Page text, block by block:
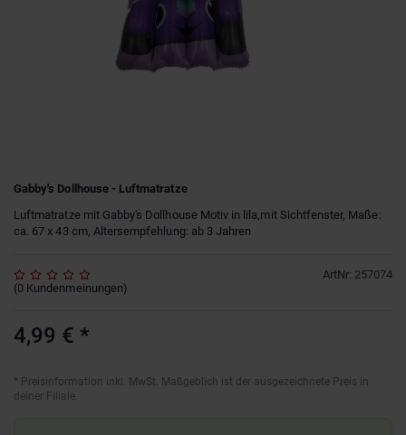
Gabby's Dollhouse - Luftmatratze
Luftmatratze mit Gabby's Dollhouse Motiv in lila,mit Sichtfenster, Maße:
ca. 67 x 43 cm, Altersempfehlung: ab 3 Jahren
ArtNr: 257074
(0 Kundenmeinungen)
4,99 € *
* Preisinformation inkl. MwSt. Maßgeblich ist der ausgezeichnete Preis in
deiner Filiale.